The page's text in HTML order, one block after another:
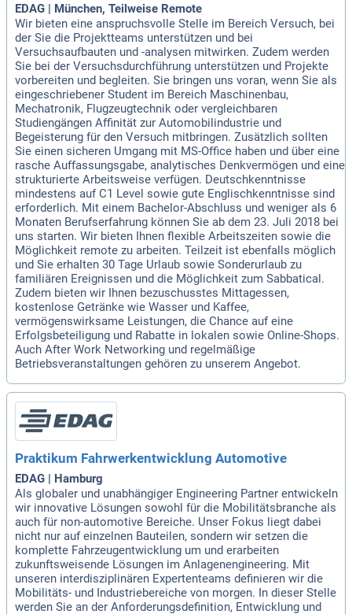
EDAG | München, Teilweise Remote
Wir bieten eine anspruchsvolle Stelle im Bereich Versuch, bei
der Sie die Projektteams unterstützen und bei
Versuchsaufbauten und -analysen mitwirken. Zudem werden
Sie bei der Versuchsdurchführung unterstützen und Projekte
vorbereiten und begleiten. Sie bringen uns voran, wenn Sie als
eingeschriebener Student im Bereich Maschinenbau,
Mechatronik, Flugzeugtechnik oder vergleichbaren
Studiengängen Affinität zur Automobilindustrie und
Begeisterung für den Versuch mitbringen. Zusätzlich sollten
Sie einen sicheren Umgang mit MS-Office haben und über eine
rasche Auffassungsgabe, analytisches Denkvermögen und eine
strukturierte Arbeitsweise verfügen. Deutschkenntnisse
mindestens auf C1 Level sowie gute Englischkenntnisse sind
erforderlich. Mit einem Bachelor-Abschluss und weniger als 6
Monaten Berufserfahrung können Sie ab dem 23. Juli 2018 bei
uns starten. Wir bieten Ihnen flexible Arbeitszeiten sowie die
Möglichkeit remote zu arbeiten. Teilzeit ist ebenfalls möglich
und Sie erhalten 30 Tage Urlaub sowie Sonderurlaub zu
familiären Ereignissen und die Möglichkeit zum Sabbatical.
Zudem bieten wir Ihnen bezuschusstes Mittagessen,
kostenlose Getränke wie Wasser und Kaffee,
vermögenswirksame Leistungen, die Chance auf eine
Erfolgsbeteiligung und Rabatte in lokalen sowie Online-Shops.
Auch After Work Networking und regelmäßige
Betriebsveranstaltungen gehören zu unserem Angebot.
Praktikum Fahrwerkentwicklung Automotive
EDAG | Hamburg
Als globaler und unabhängiger Engineering Partner entwickeln
wir innovative Lösungen sowohl für die Mobilitätsbranche als
auch für non-automotive Bereiche. Unser Fokus liegt dabei
nicht nur auf einzelnen Bauteilen, sondern wir setzen die
komplette Fahrzeugentwicklung um und erarbeiten
zukunftsweisende Lösungen im Anlagenengineering. Mit
unseren interdisziplinären Expertenteams definieren wir die
Mobilitäts- und Industriebereiche von morgen. In dieser Stelle
werden Sie an der Anforderungsdefinition, Entwicklung und